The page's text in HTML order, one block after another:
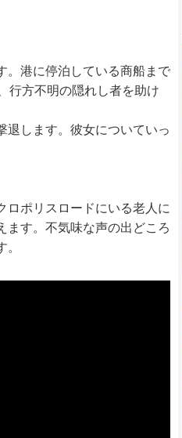
。港に停泊している商船まで
行方不明の隠れし者を助け
退します。彼女についていっ
ロポリスロードにいる老人に
ます。不気味な声の出どころ